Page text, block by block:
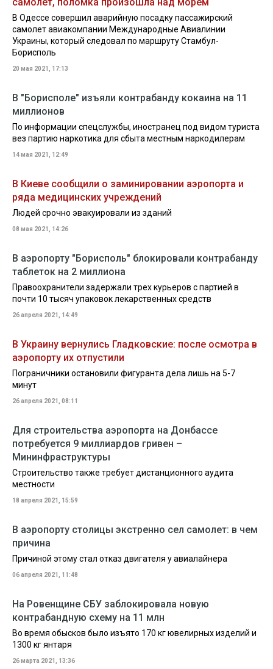
В Одессе совершил аварийную посадку пассажирский
самолет авиакомпании Международные Авиалинии
Украины, который следовал по маршруту Стамбул-
Борисполь
20 мая 2021, 17:13
В "Борисполе" изъяли контрабанду кокаина на 11
миллионов
По информации спецслужбы, иностранец под видом туриста
вез партию наркотика для сбыта местным наркодилерам
14 мая 2021, 12:49
В Киеве сообщили о заминировании аэропорта и
ряда медицинских учреждений
Людей срочно эвакуировали из зданий
08 мая 2021, 14:26
В аэропорту "Борисполь" блокировали контрабанду
таблеток на 2 миллиона
Правоохранители задержали трех курьеров с партией в
почти 10 тысяч упаковок лекарственных средств
26 апреля 2021, 14:49
В Украину вернулись Гладковские: после осмотра в
аэропорту их отпустили
Пограничники остановили фигуранта дела лишь на 5-7
минут
26 апреля 2021, 08:11
Для строительства аэропорта на Донбассе
потребуется 9 миллиардов гривен –
Мининфраструктуры
Строительство также требует дистанционного аудита
местности
18 апреля 2021, 15:59
В аэропорту столицы экстренно сел самолет: в чем
причина
Причиной этому стал отказ двигателя у авиалайнера
06 апреля 2021, 11:48
На Ровенщине СБУ заблокировала новую
контрабандную схему на 11 млн
Во время обысков было изъято 170 кг ювелирных изделий и
1300 кг янтаря
26 марта 2021, 13:36